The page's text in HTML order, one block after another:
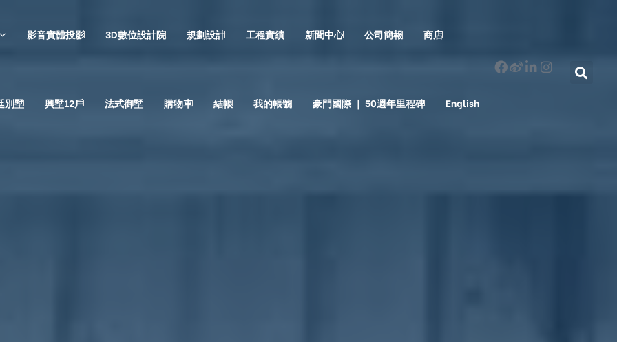
影音實體投影 3D數位設計院 規劃設計 工程實績 新聞中心 公司簡報 商店
別墅 興墅12戶 法式御墅 購物車 結帳 我的帳號 豪門國際 ｜ 50週年里程碑 English